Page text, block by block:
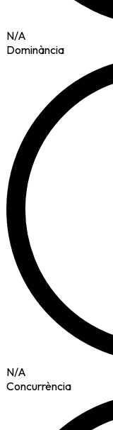
N/A
Dominància
N/A
Concurrència